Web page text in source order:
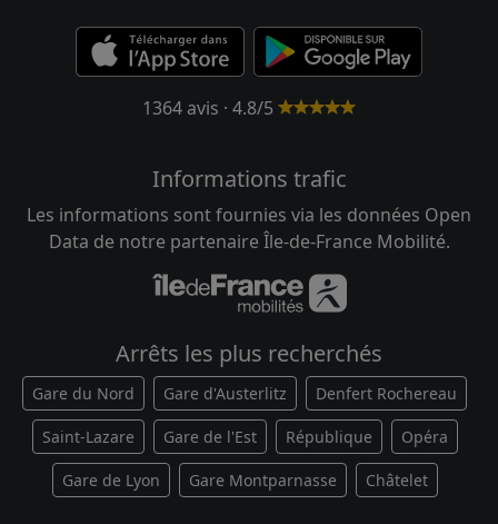
1364 avis · 4.8/5
Informations trafic
Les informations sont fournies via les données Open
Data de notre partenaire Île-de-France Mobilité.
Arrêts les plus recherchés
Gare du Nord Gare d'Austerlitz Denfert Rochereau
Saint-Lazare Gare de l'Est République Opéra
Gare de Lyon Gare Montparnasse Châtelet